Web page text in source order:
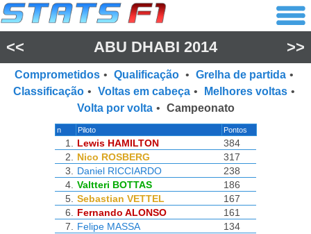
<< ABU DHABI 2014 >>
Comprometidos • Qualificação • Grelha de partida •
Classificação • Voltas em cabeça • Melhores voltas •
Volta por volta • Campeonato
n Piloto Pontos
1. Lewis HAMILTON
384
2.
Nico ROSBERG
317
3.
Daniel RICCIARDO
238
4. Valtteri BOTTAS
186
5. Sebastian VETTEL
167
6.
Fernando ALONSO
161
7.
Felipe MASSA
134